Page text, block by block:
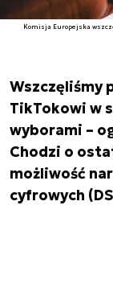
Komisja Europejska
Wszczęliśmy
TikTokowi w
wyborami –
Chodzi o
możliwość
cyfrowych